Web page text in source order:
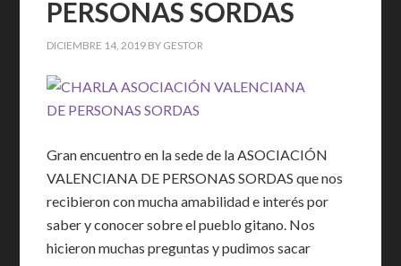
PERSONAS SORDAS
DICIEMBRE 14, 2019 BY GESTOR
Gran encuentro en la sede de la ASOCIACIÓN
VALENCIANA DE PERSONAS SORDAS que nos
recibieron con mucha amabilidad e interés por
saber y conocer sobre el pueblo gitano. Nos
hicieron muchas preguntas y pudimos sacar